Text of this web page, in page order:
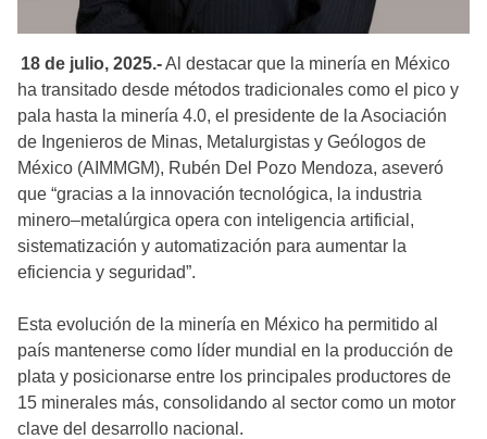
18 de julio, 2025.-Al destacar que la minería en México
ha transitado desde métodos tradicionales como el pico y
pala hasta la minería 4.0, el presidente de la Asociación
de Ingenieros de Minas, Metalurgistas y Geólogos de
México (AIMMGM), Rubén Del Pozo Mendoza, aseveró
que “gracias a la innovación tecnológica, la industria
minero–metalúrgica opera con inteligencia artificial,
sistematización y automatización para aumentar la
eficiencia y seguridad”.
Esta evolución de la minería en México ha permitido al
país mantenerse como líder mundial en la producción de
plata y posicionarse entre los principales productores de
15 minerales más, consolidando al sector como un motor
clave del desarrollo nacional.